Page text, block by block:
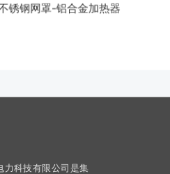
锈钢网罩-铝合金加热器
力科技有限公司是集